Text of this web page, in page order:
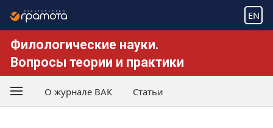
EN
Филологические науки.
Вопросы теории и практики
О журнале ВАК Статьи